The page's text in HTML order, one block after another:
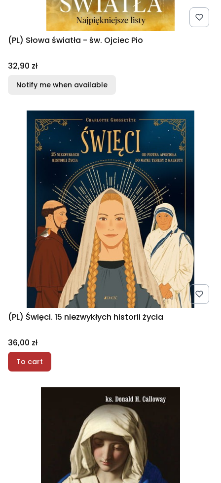
(PL) Słowa światła - św. Ojciec Pio
Price
32,90 zł
Notify me when available
(PL) Święci. 15 niezwykłych historii życia
Price
36,00 zł
To cart